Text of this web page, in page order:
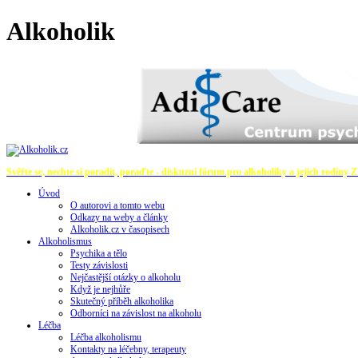
Alkoholik
Svěřte se, nechte si poradit, poraďte - diskuzní fórum pro alkoholiky a jejich rodiny
Úvod
O autorovi a tomto webu
Odkazy na weby a články
Alkoholik.cz v časopisech
Alkoholismus
Psychika a tělo
Testy závislosti
Nejčastější otázky o alkoholu
Když je nejhůře
Skutečný příběh alkoholika
Odborníci na závislost na alkoholu
Léčba
Léčba alkoholismu
Kontakty na léčebny, terapeuty